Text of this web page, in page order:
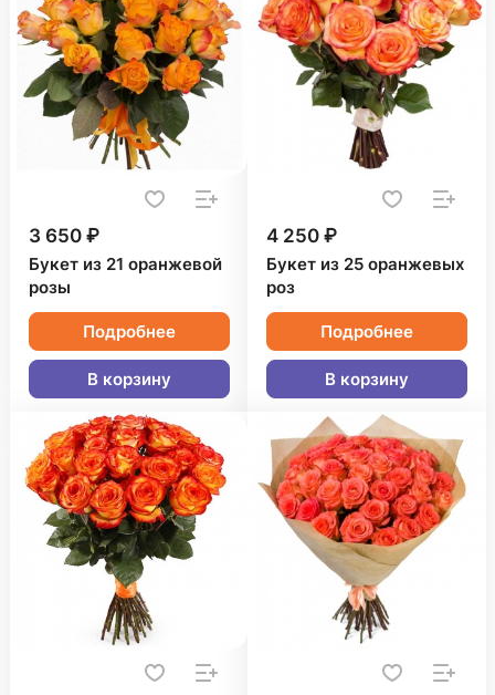
3 650 ₽
Букет из 21 оранжевой
розы
Подробнее
В корзину
4 250 ₽
Букет из 25 оранжевых
роз
Подробнее
В корзину